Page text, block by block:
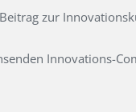
Beitrag zur
Innovations-